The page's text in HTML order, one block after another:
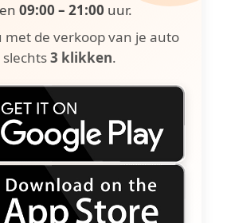
09:00 – 21:00 uur.
met de verkoop van je auto
slechts3 klikken.